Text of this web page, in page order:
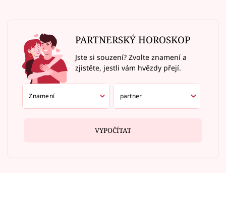
PARTNERSKÝ HOROSKOP
Jste si souzení? Zvolte znamení a
zjistěte, jestli vám hvězdy přejí.
VYPOČÍTAT